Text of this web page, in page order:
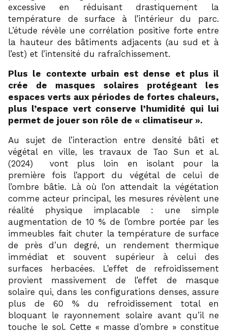
excessive en réduisant drastiquement la
température de surface à l’intérieur du parc.
L’étude révèle une corrélation positive forte entre
la hauteur des bâtiments adjacents (au sud et à
l’est) et l’intensité du rafraîchissement.
Plus le contexte urbain est dense et plus il
crée de masques solaires protégeant les
espaces verts aux périodes de fortes chaleurs,
plus l’espace vert conserve l’humidité qui lui
permet de jouer son rôle de « climatiseur ».
Au sujet de l’interaction entre densité bâti et
végétal en ville, les travaux de Tao Sun et al.
(2024)
vont plus loin en isolant pour la
première fois l’apport du végétal de celui de
l’ombre bâtie. Là où l’on attendait la végétation
comme acteur principal, les mesures révèlent une
réalité physique implacable : une simple
augmentation de 10 % de l’ombre portée par les
immeubles fait chuter la température de surface
de près d’un degré, un rendement thermique
immédiat et souvent supérieur à celui des
surfaces herbacées. L’effet de refroidissement
provient massivement de l’effet de masque
solaire qui, dans les configurations denses, assure
plus de 60 % du refroidissement total en
bloquant le rayonnement solaire avant qu’il ne
touche le sol. Cette « masse d’ombre » constitue